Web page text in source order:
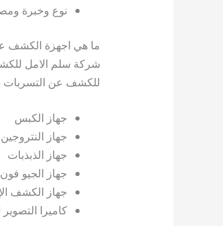
نوع وخبرة
ما هي اجهزة الكشف
شركة سلم الامل
للكشف عن التسربات
جهاز الكبس
جهاز النتروجين
جهاز الذبذبات
جهاز الجيو
جهاز الكشف
كاميرا